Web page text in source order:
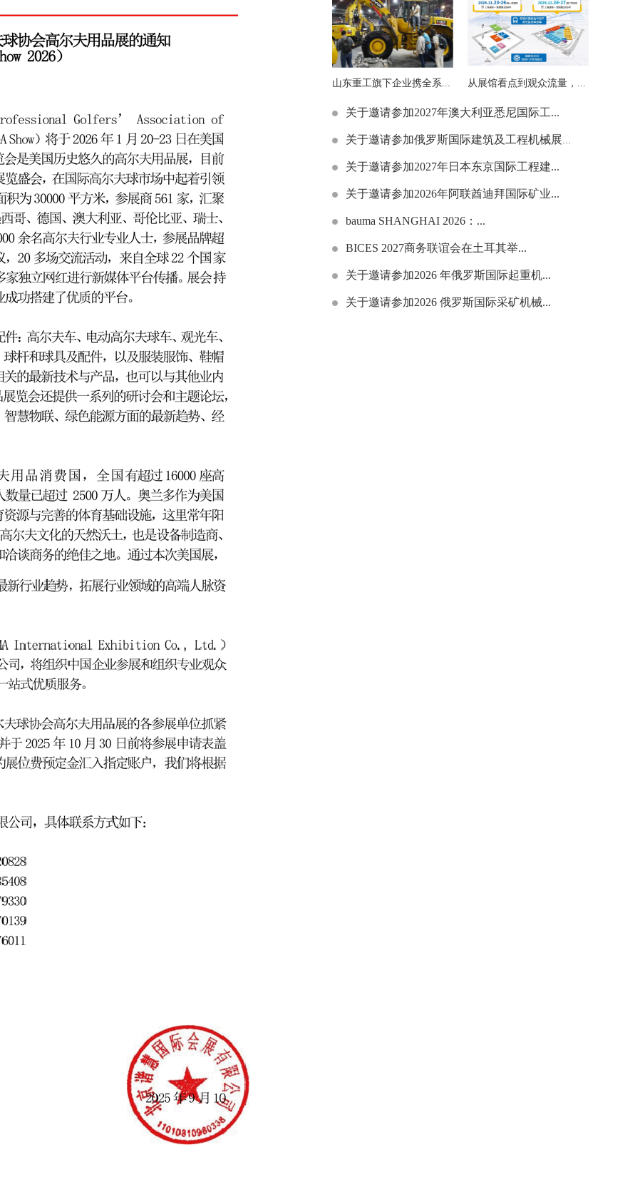
山东重工旗下企业携全系... 从展馆看点到观众流量，...
关于邀请参加2027年澳大利亚悉尼国际工...
关于邀请参加俄罗斯国际建筑及工程机械展览...
关于邀请参加2027年日本东京国际工程建...
关于邀请参加2026年阿联酋迪拜国际矿业...
bauma SHANGHAI 2026：...
BICES 2027商务联谊会在土耳其举...
关于邀请参加2026 年俄罗斯国际起重机...
关于邀请参加2026 俄罗斯国际采矿机械...